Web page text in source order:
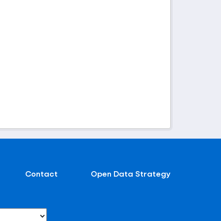
Contact Open Data Strategy